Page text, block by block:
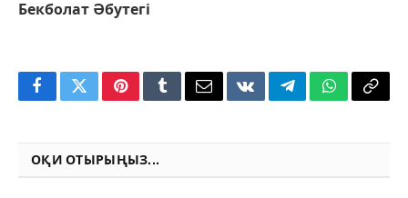
Бекболат Әбутегі
FacebookTwitterPinterestTumblrEmailVKontakteTelegramWhatsApp
Copy
ОҚИ ОТЫРЫҢЫЗ...